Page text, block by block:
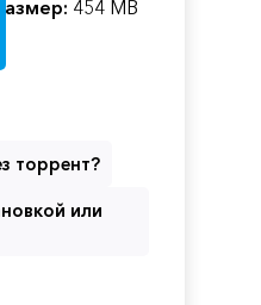
Размер: 454 MB
торрент?
или